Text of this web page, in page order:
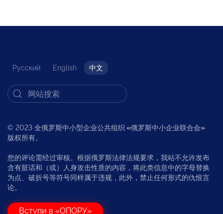
Русский English 中文
© 2023 全俄罗斯中小型企业公共组织 «俄罗斯中小企业联合会»
版权所有。
您的评论需经过审核。根据俄罗斯法律法规要求，我站不允许发布
含有脏话和（或）人身攻击性质的内容，将此类信息中的字母替换
为点、破折号等符号同样属于违规，此外，禁止任何形式的仇恨言
论。
Вступи в «ОПОРУ»